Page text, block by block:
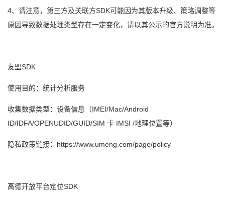
4、请注意，第三方及关联方SDK可能因为其版本升级、策略调整等
原因导致数据处理类型存在一定变化，请以其公示的官方说明为准。
友盟SDK
使用目的：统计分析服务
收集数据类型：设备信息（IMEI/Mac/Android
ID/IDFA/OPENUDID/GUID/SIM 卡 IMSI /地理位置等）
隐私政策链接：https://www.umeng.com/page/policy
高德开放平台定位SDK